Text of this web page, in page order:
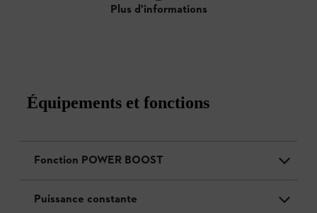
Plus d'informations
Équipements et fonctions
Fonction POWER BOOST
Puissance constante